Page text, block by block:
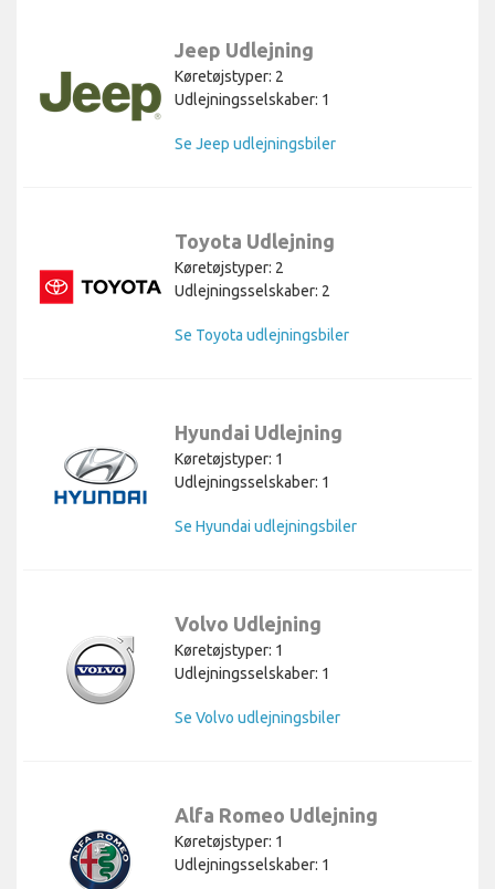
Jeep Udlejning
Køretøjstyper: 2
Udlejningsselskaber: 1
Se Jeep udlejningsbiler
Toyota Udlejning
Køretøjstyper: 2
Udlejningsselskaber: 2
Se Toyota udlejningsbiler
Hyundai Udlejning
Køretøjstyper: 1
Udlejningsselskaber: 1
Se Hyundai udlejningsbiler
Volvo Udlejning
Køretøjstyper: 1
Udlejningsselskaber: 1
Se Volvo udlejningsbiler
Alfa Romeo Udlejning
Køretøjstyper: 1
Udlejningsselskaber: 1